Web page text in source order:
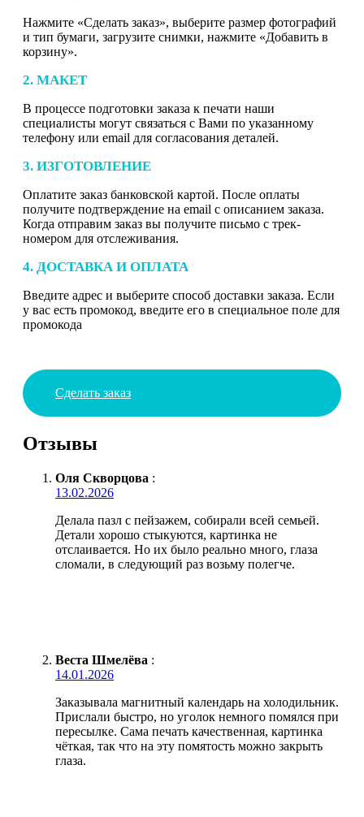
Нажмите «Сделать заказ», выберите размер фотографий
и тип бумаги, загрузите снимки, нажмите «Добавить в
корзину».
2. МАКЕТ
В процессе подготовки заказа к печати наши
специалисты могут связаться с Вами по указанному
телефону или email для согласования деталей.
3. ИЗГОТОВЛЕНИЕ
Оплатите заказ банковской картой. После оплаты
получите подтверждение на email с описанием заказа.
Когда отправим заказ вы получите письмо с трек-
номером для отслеживания.
4. ДОСТАВКА И ОПЛАТА
Введите адрес и выберите способ доставки заказа. Если
у вас есть промокод, введите его в специальное поле для
промокода
Сделать заказ
Отзывы
Оля Скворцова :
13.02.2026
Делала пазл с пейзажем, собирали всей семьей.
Детали хорошо стыкуются, картинка не
отслаивается. Но их было реально много, глаза
сломали, в следующий раз возьму полегче.
Веста Шмелёва :
14.01.2026
Заказывала магнитный календарь на холодильник.
Прислали быстро, но уголок немного помялся при
пересылке. Сама печать качественная, картинка
чёткая, так что на эту помятость можно закрыть
глаза.